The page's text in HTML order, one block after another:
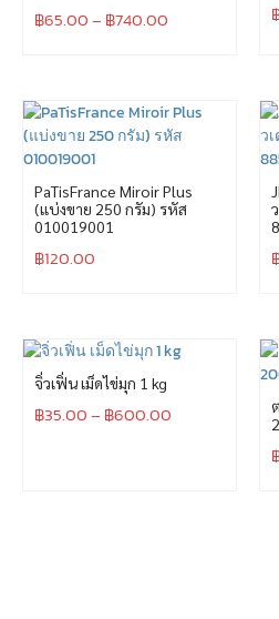
฿65.00– ฿740.00
PaTisFrance Miroir Plus
(แบ่งขาย 250 กรัม) รหัส
010019001
฿120.00
จิ่วเฟิ่น เม็ดไข่มุก 1 kg
฿35.00– ฿600.00